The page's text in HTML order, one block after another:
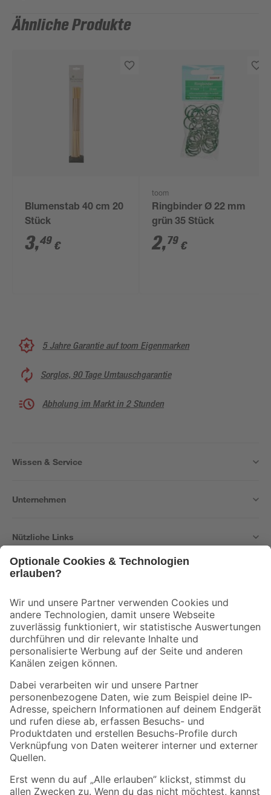
Ähnliche Produkte
Blumenstab 40 cm 20
Stück
3,49 €
toom
Ringbinder Ø 22 mm
grün 35 Stück
2,79 €
5 Jahre Garantie auf toom Eigenmarken
Sorglos, 90 Tage Umtauschgarantie
Abholung im Markt in 2 Stunden
Wissen & Service
Unternehmen
Nützliche Links
Der toom Newsletter: Keine Angebote und Aktionen mehr verpassen!
Zur Newsletter Anmeldung
Folge uns
Zahlungsarten Versandarten
Sicher einkaufen